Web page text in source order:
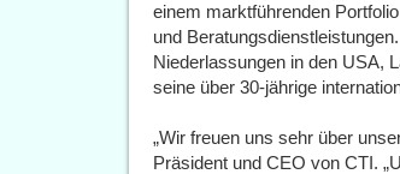
einem marktführenden
und
Niederlassungen in den USA,
seine über 30-jährige
„Wir freuen uns sehr über
Präsident und CEO von CTI.